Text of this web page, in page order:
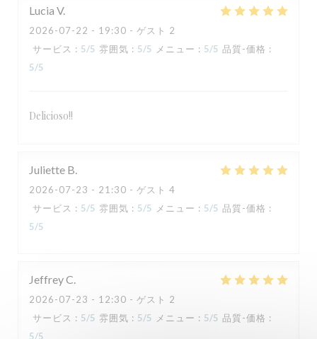
Lucia V
2026-07-22 - 19:30 - ゲスト 2
サービス : 5/5 雰囲気 : 5/5 メニュー : 5/5 品質-価格 :
5/5
Delicioso!!
Juliette B
2026-07-23 - 21:30 - ゲスト 4
サービス : 5/5 雰囲気 : 5/5 メニュー : 5/5 品質-価格 :
5/5
JeffreyC
2026-07-23 - 12:30 - ゲスト 2
サービス : 5/5 雰囲気 : 5/5 メニュー : 5/5 品質-価格 :
5/5